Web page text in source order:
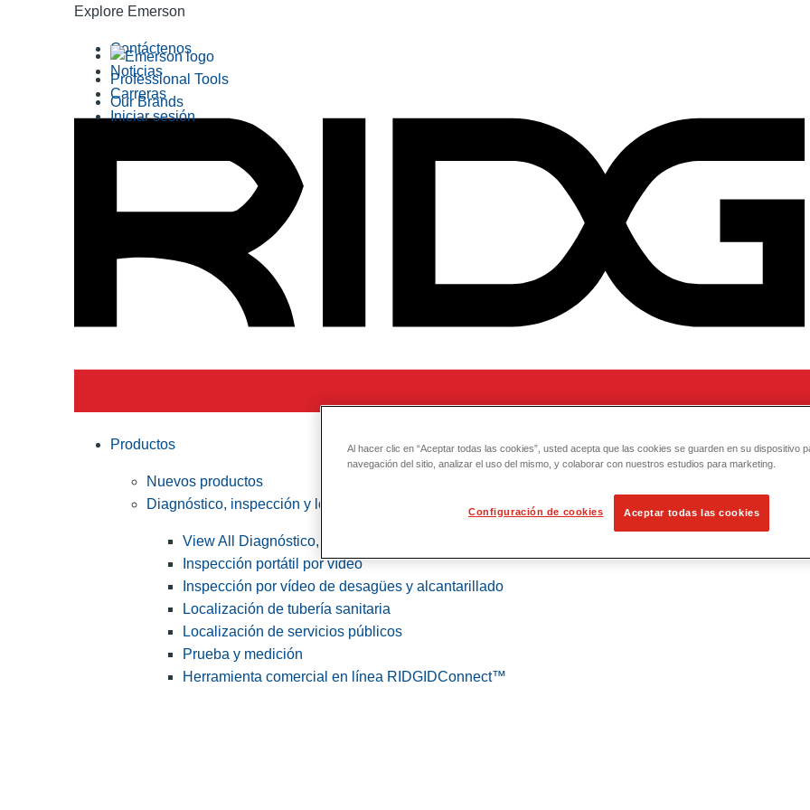
Explore Emerson
Professional Tools
Our Brands
Contáctenos
Noticias
Carreras
Iniciar sesión
Productos
Nuevos productos
Diagnóstico, inspección y localización
View All Diagnóstico, inspección y localización
Inspección portátil por vídeo
Inspección por vídeo de desagües y alcantarillado
Localización de tubería sanitaria
Localización de servicios públicos
Prueba y medición
Herramienta comercial en línea RIDGIDConnect™
Al hacer clic en “Aceptar todas las cookies”, usted acepta que las cookies se guarden en su dispositivo
navegación del sitio, analizar el uso del mismo, y colaborar con nuestros estudios para marketing.
Configuración de cookies Aceptar todas las cookies